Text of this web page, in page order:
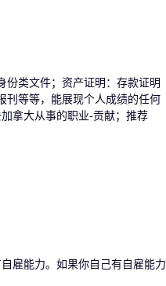
类文件；资产证明：存款证明
刊等等，能展现个人成绩的任何
拿大从事的职业-贡献；推荐
雇能力。如果你自己有自雇能力